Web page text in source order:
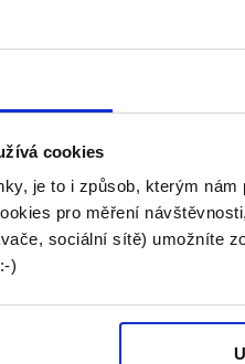
cookies
je to i způsob, kterým
pro měření
sociální sítě) umožníte
)
- 160 Kč/h